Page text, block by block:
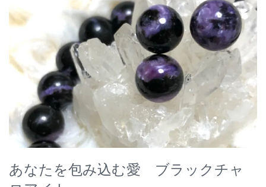
あなたを包み込む愛 ブラックチャ